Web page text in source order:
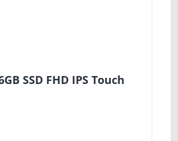
SSD FHD IPS Touch